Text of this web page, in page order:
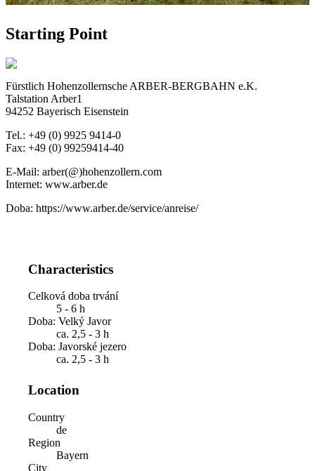
Characteristics
Celková doba trvání
5 - 6 h
Doba: Velký Javor
ca. 2,5 - 3 h
Doba: Javorské jezero
ca. 2,5 - 3 h
Location
Country
de
Region
Bayern
City
Starting Point
Fürstlich Hohenzollernsche ARBER-BERGBAHN e.K.
Talstation Arber1
94252 Bayerisch Eisenstein
Tel.: +49 (0) 9925 9414-0
Fax: +49 (0) 99259414-40
E-Mail: arber(@)hohenzollern.com
Internet: www.arber.de
Doba: https://www.arber.de/service/anreise/